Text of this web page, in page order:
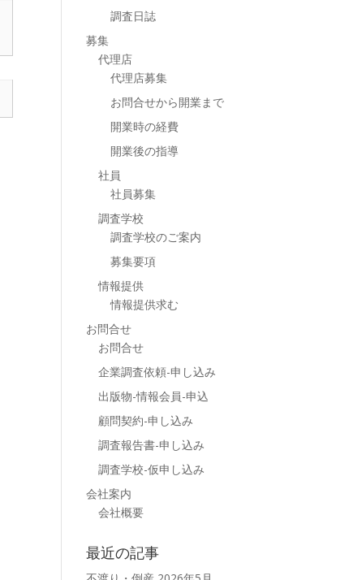
調査日誌
募集
代理店
代理店募集
お問合せから開業まで
開業時の経費
開業後の指導
社員
社員募集
調査学校
調査学校のご案内
募集要項
情報提供
情報提供求む
お問合せ
お問合せ
企業調査依頼-申し込み
出版物-情報会員-申込
顧問契約-申し込み
調査報告書-申し込み
調査学校-仮申し込み
会社案内
会社概要
最近の記事